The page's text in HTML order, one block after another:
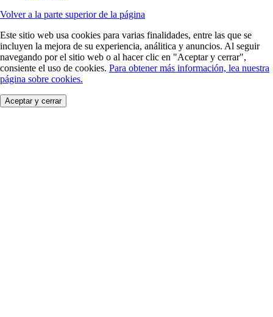
Volver a la parte superior de la página
Este sitio web usa cookies para varias finalidades, entre las que se
incluyen la mejora de su experiencia, análitica y anuncios. Al seguir
navegando por el sitio web o al hacer clic en "Aceptar y cerrar",
consiente el uso de cookies. Para obtener más información, lea nuestra
página sobre cookies.
Aceptar y cerrar